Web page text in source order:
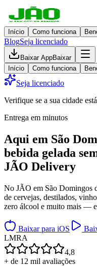
Início Como funciona
BlogSeja licenciado
Baixar AppBaixar
Início
Como funciona
Seja licenciado
Verifique se a sua cidade
Entrega em minutos
Aqui em São
bebida gelada
JÃO Delivery
No JÃO em São Domingos
de cervejas, destilados,
zero álcool e muito mais —
Baixar para iOS
LMRA
4,8
+ de 12 mil avaliações